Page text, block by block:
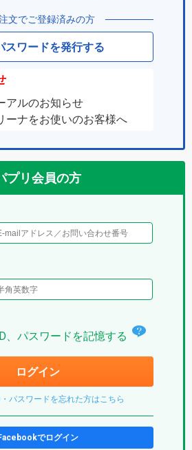
ッ
文でご登録済みの方
スワードを発行する
アルのお知らせ
ーナをお使いのお客様へ
プリ会員の方
、パスワードを記憶する
ェ
ボ
ログイン
パスワードを忘れた方はこちら
でログイン